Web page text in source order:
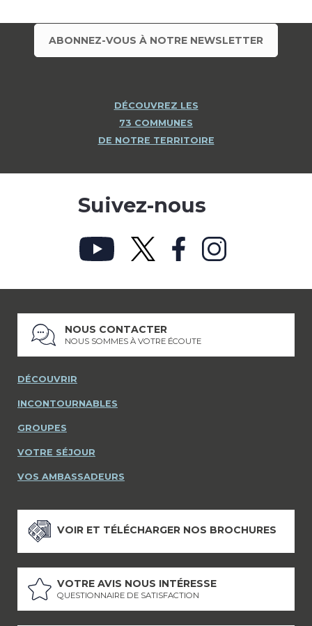
ABONNEZ-VOUS À NOTRE NEWSLETTER
DÉCOUVREZ LES
73 COMMUNES
DE NOTRE TERRITOIRE
Suivez-nous
NOUS CONTACTER
NOUS SOMMES À VOTRE ÉCOUTE
DÉCOUVRIR
INCONTOURNABLES
GROUPES
VOTRE SÉJOUR
VOS AMBASSADEURS
VOIR ET TÉLÉCHARGER NOS BROCHURES
VOTRE AVIS NOUS INTÉRESSE
QUESTIONNAIRE DE SATISFACTION